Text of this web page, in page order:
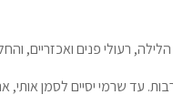
רעולי פנים ואכזריים,
עד שרמי יסיים לסמן